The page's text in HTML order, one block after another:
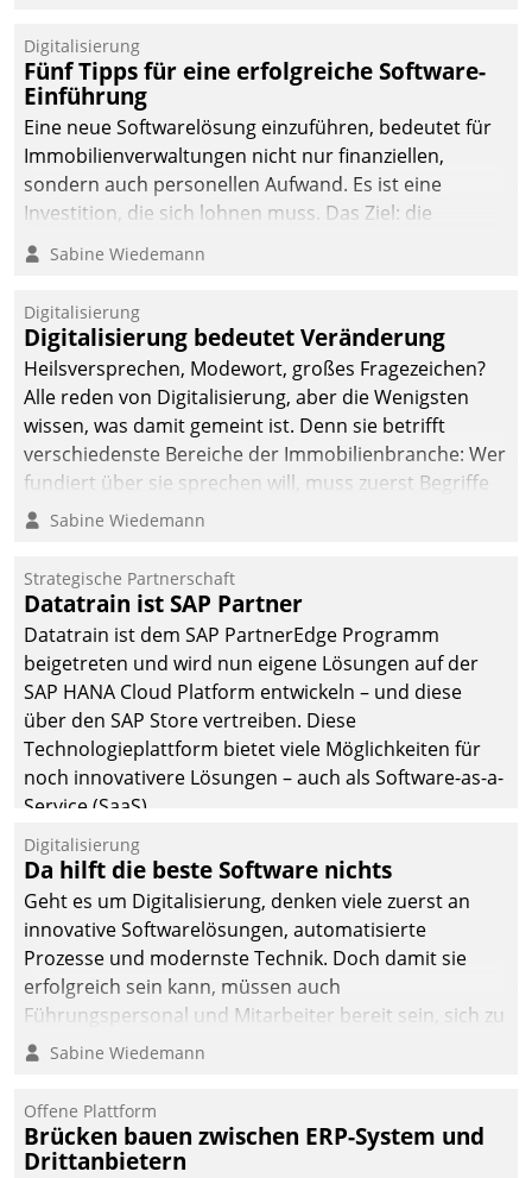
Digitalisierung
Fünf Tipps für eine erfolgreiche Software-
Einführung
Eine neue Softwarelösung einzuführen, bedeutet für
Immobilienverwaltungen nicht nur finanziellen,
sondern auch personellen Aufwand. Es ist eine
Investition, die sich lohnen muss. Das Ziel: die
nachhaltige Optimierung der Geschäftsabläufe. Damit
dieses Ziel erreicht wird, sollten einige Grundregeln
Sabine Wiedemann
Digitalisierung
Digitalisierung bedeutet Veränderung
Heilsversprechen, Modewort, großes Fragezeichen?
Alle reden von Digitalisierung, aber die Wenigsten
wissen, was damit gemeint ist. Denn sie betrifft
verschiedenste Bereiche der Immobilienbranche: Wer
fundiert über sie sprechen will, muss zuerst Begriffe
klären. Ein Aspekt ist die betriebliche Optimierung:
Einsparungen durch optimierte und automatisierte
Prozesse. Doch man darf nicht zu viel erwarten: Allein
mit der Einführung einer neuen Software ist es nicht
getan. Die Digitalisierung erfordert von Unternehmen
die Bereitschaft, sich zu überprüfen, zu hinterfragen
und zu verändern.
Sabine Wiedemann
Strategische Partnerschaft
Datatrain ist SAP Partner
Datatrain ist dem SAP PartnerEdge Programm
beigetreten und wird nun eigene Lösungen auf der
SAP HANA Cloud Platform entwickeln – und diese
über den SAP Store vertreiben. Diese
Technologieplattform bietet viele Möglichkeiten für
noch innovativere Lösungen – auch als Software-as-a-
Service (SaaS).
Digitalisierung
Da hilft die beste Software nichts
Geht es um Digitalisierung, denken viele zuerst an
innovative Softwarelösungen, automatisierte
Prozesse und modernste Technik. Doch damit sie
erfolgreich sein kann, müssen auch
Führungspersonal und Mitarbeiter bereit sein, sich zu
verändern und anzupassen, sonst werden sie an ihr
Sabine Wiedemann
Offene Plattform
Brücken bauen zwischen ERP-System und
Drittanbietern